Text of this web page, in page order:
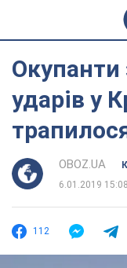
Окупанти
ударів у
OBOZ.UA
6.01.2019 15:08
112